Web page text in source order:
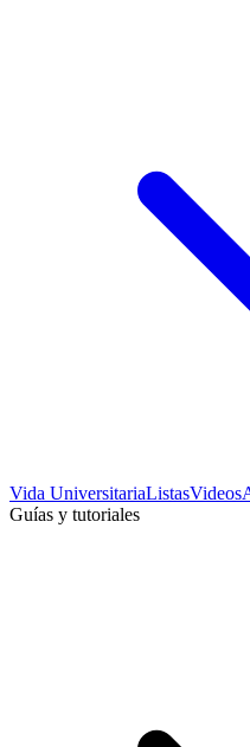
Vida UniversitariaListasVideos
Guías y tutoriales